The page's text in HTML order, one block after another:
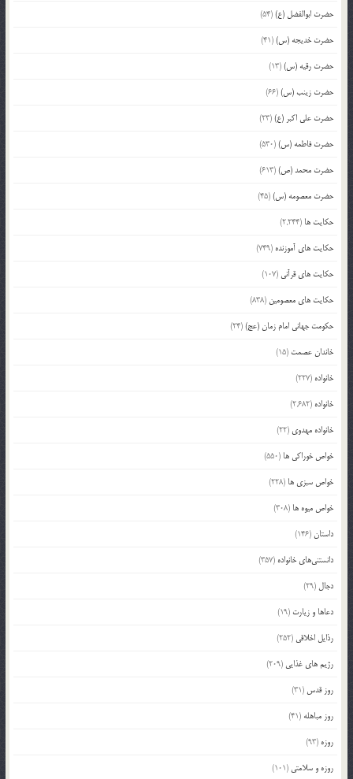
حضرت ابوالفضل (ع)(54)
حضرت خدیجه (س)(41)
حضرت رقیه (س)(13)
حضرت زینب (س)(66)
حضرت علی اکبر (ع)(23)
حضرت فاطمه (س)(530)
حضرت محمد (ص)(613)
حضرت معصومه (س)(45)
حکایت ها (2,244)
حکایت های آموزنده (749)
حکایت های قرآنی (107)
حکایت های معصومین (838)
حکومت جهانی امام زمان (عج)(24)
خاندان عصمت (15)
خانواده (227)
خانواده (2,682)
خانواده مهدوی (22)
خواص خوراکی ها (550)
خواص سبزی ها (228)
خواص میوه ها (308)
داستان(146)
دانستنی‌های خانواده (357)
دجال (29)
دعاها و زیارت (19)
رذایل اخلاقی (252)
رژیم های غذایی (209)
روز قدس (31)
روز مباهله (41)
روزه (93)
روزه و سلامتی (101)